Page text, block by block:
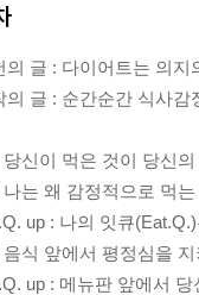
의 글 : 다이어트는 의
의 글 : 순간순간 식사감
당신이 먹은 것이 당신
나는 왜 감정적으로 먹
up : 나의 잇큐
음식 앞에서 평정심을 지
up : 메뉴판 앞에서